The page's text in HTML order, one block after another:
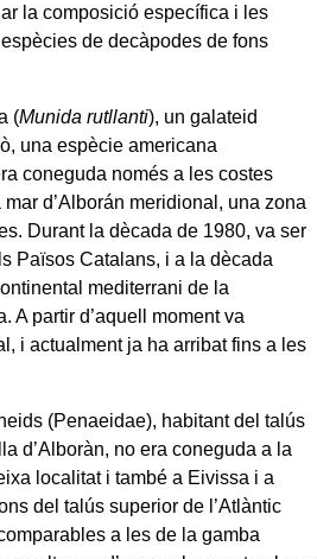
la composició específica i les
de decàpodes de fons
(Munida rutllanti), un galateid
una espècie americana
coneguda només a les costes
d’Alborán meridional, una zona
Durant la dècada de 1980, va ser
Països Catalans, i a la dècada
mediterrani de la
A partir d’aquell moment va
i actualment ja ha arribat fins a les
(Penaeidae), habitant del talús
d’Alboràn, no era coneguda a la
localitat i també a Eivissa i a
del talús superior de l’Atlàntic
a les de la gamba